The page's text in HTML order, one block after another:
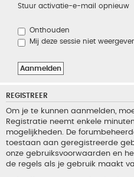
Stuur activatie-e-mail opnieuw
Onthouden
Mij deze sessie niet
REGISTREER
Om je te kunnen aanmelden,
Registratie neemt enkele
mogelijkheden. De
toestaan aan geregistreerde
onze gebruiksvoorwaarden en
de regels als je gebruik maakt